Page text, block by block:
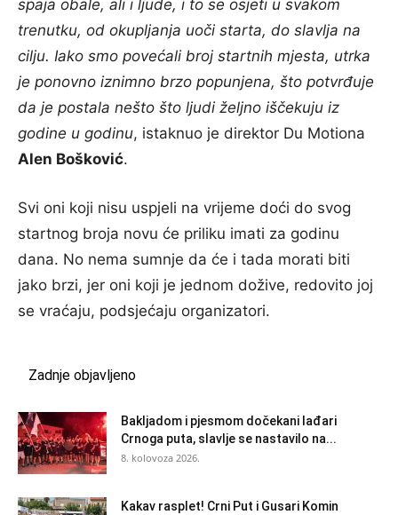
spaja obale, ali i ljude, i to se osjeti u svakom
trenutku, od okupljanja uoči starta, do slavlja na
cilju. Iako smo povećali broj startnih mjesta, utrka
je ponovno iznimno brzo popunjena, što potvrđuje
da je postala nešto što ljudi željno iščekuju iz
godine u godinu, istaknuo je direktor Du Motiona
Alen Bošković.
Svi oni koji nisu uspjeli na vrijeme doći do svog
startnog broja novu će priliku imati za godinu
dana. No nema sumnje da će i tada morati biti
jako brzi, jer oni koji je jednom dožive, redovito joj
se vraćaju, podsjećaju organizatori.
Zadnje objavljeno
Bakljadom i pjesmom dočekani lađari
Crnoga puta, slavlje se nastavilo na...
8. kolovoza 2026.
Kakav rasplet! Crni Put i Gusari Komin